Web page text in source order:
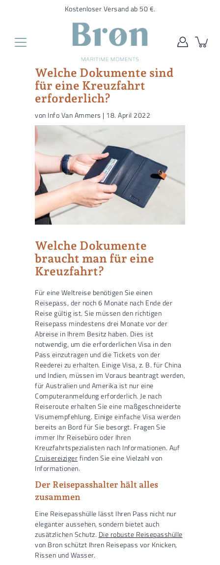
de.general.accessibility.skip_to_content
Kostenloser Versand ab 50 €.
Welche Dokumente sind
für eine Kreuzfahrt
erforderlich?
von Info Van Ammers | 18. April 2022
Welche Dokumente
braucht man für eine
Kreuzfahrt?
Für eine Weltreise benötigen Sie einen
Reisepass, der noch 6 Monate nach Ende der
Reise gültig ist. Sie müssen den richtigen
Reisepass mindestens drei Monate vor der
Abreise in Ihrem Besitz haben. Dies ist
notwendig, um die erforderlichen Visa in den
Pass einzutragen und die Tickets von der
Reederei zu erhalten. Einige Visa, z. B. für China
und Indien, müssen im Voraus beantragt werden,
für Australien und Amerika ist nur eine
Computeranmeldung erforderlich. Je nach
Reiseroute erhalten Sie eine maßgeschneiderte
Visumempfehlung. Einige einfache Visa werden
bereits an Bord für Sie besorgt. Fragen Sie
immer Ihr Reisebüro oder Ihren
Kreuzfahrtspezialisten nach Informationen. Auf
Cruisereizigerfinden Sie eine Vielzahl von
Informationen.
Der Reisepasshalter hält alles
zusammen
Eine Reisepasshülle lässt Ihren Pass nicht nur
eleganter aussehen, sondern bietet auch
zusätzlichen Schutz. Die robuste Reisepasshülle
von Bron schützt Ihren Reisepass vor Knicken,
Rissen und Wasser.